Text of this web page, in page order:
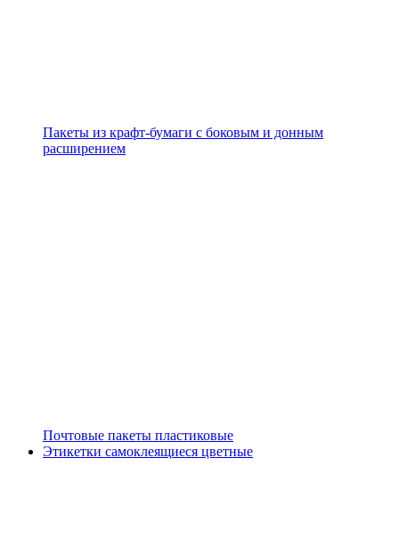
Пакеты из крафт-бумаги с боковым и донным
расширением
Почтовые пакеты пластиковые
Этикетки самоклеящиеся цветные